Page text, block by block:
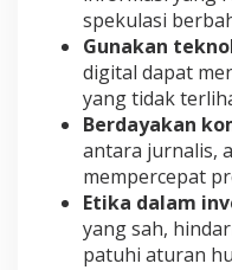
spekulasi
Gunakan
digital dapat
yang tidak
Berdayakan
antara jurnalis,
mempercepat
Etika dalam
yang sah,
patuhi aturan